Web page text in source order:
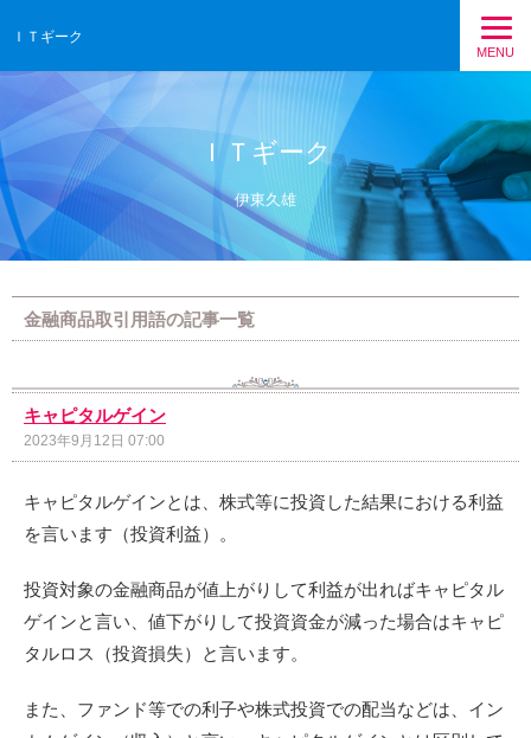
ＩＴギーク
MENU
ＩＴギーク
伊東久雄
金融商品取引用語の記事一覧
キャピタルゲイン
2023年9月12日 07:00
キャピタルゲインとは、株式等に投資した結果における利益
を言います（投資利益）。
投資対象の金融商品が値上がりして利益が出ればキャピタル
ゲインと言い、値下がりして投資資金が減った場合はキャピ
タルロス（投資損失）と言います。
また、ファンド等での利子や株式投資での配当などは、イン